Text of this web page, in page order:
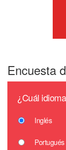
Encuesta
¿Cuál
Inglés
Portugués